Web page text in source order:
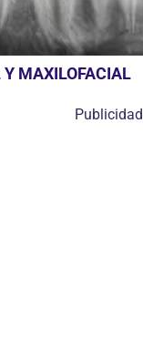
MAXILOFACIAL
Publicidad